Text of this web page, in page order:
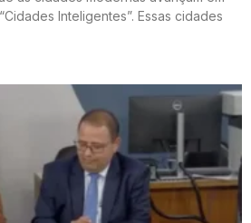
Inteligentes”. Essas cidades